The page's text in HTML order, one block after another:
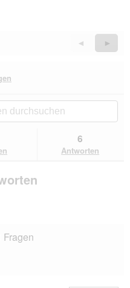
Zurück
Reviews
◄
Weiter
►
Aktion
navigierst
du
Bewertungen.
6
Antworten
Fragen